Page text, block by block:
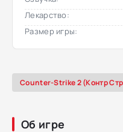
Лекарство:
Размер игры:
Counter-Strike 2 (Контр
Об игре